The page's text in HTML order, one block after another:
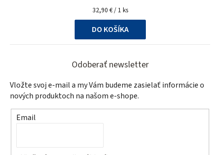
Jednotková
cena:
32,90 € / 1 ks
DO KOŠÍKA
Odoberať newsletter
Vložte svoj e-mail a my Vám budeme zasielať informácie o
nových produktoch na našom e-shope.
Email